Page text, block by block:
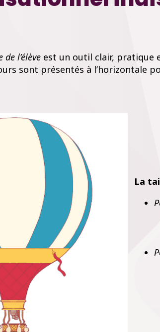
de l’élève est un outil clair, pratique
sont présentés à l’horizontale
La